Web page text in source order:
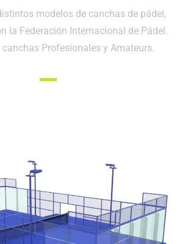
modelos de canchas de pádel,
la Federación Internacional de Pádel.
canchas Profesionales y Amateurs.